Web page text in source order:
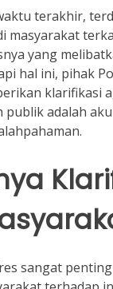
terakhir,
masyarakat
yang
hal ini, pihak
klarifikasi
publik adalah
sangat